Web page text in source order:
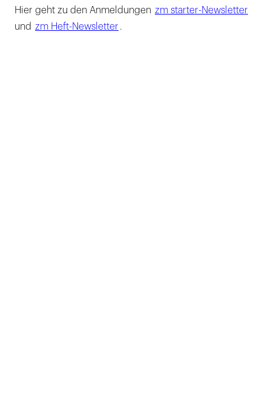
Hier geht zu den Anmeldungen zm starter-Newsletter
und zm Heft-Newsletter .